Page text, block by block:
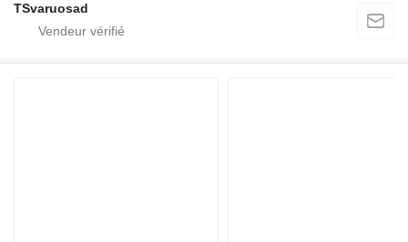
TSvaruosad